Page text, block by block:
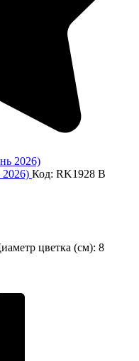
Код: RK1928 В
цветка (см): 8